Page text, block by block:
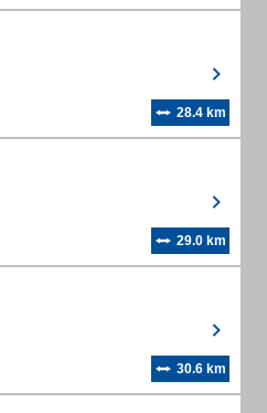
28.4 km
29.0 km
30.6 km